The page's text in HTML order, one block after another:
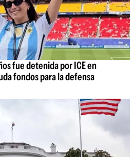
fue detenida por ICE en
fondos para la defensa